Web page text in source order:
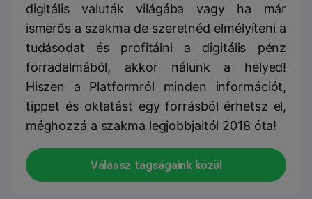
digitális valuták világába vagy ha már
ismerős a szakma de szeretnéd elmélyíteni a
tudásodat és profitálni a digitális pénz
forradalmából, akkor nálunk a helyed!
Hiszen a Platformról minden információt,
tippet és oktatást egy forrásból érhetsz el,
méghozzá a szakma legjobbjaitól 2018 óta!
Válassz tagságaink közül